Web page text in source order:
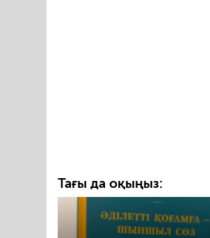
Тағы да оқыңыз: